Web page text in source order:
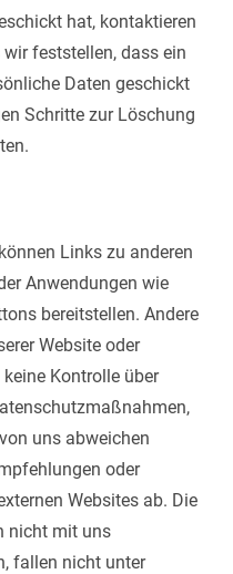
hat, kontaktieren
feststellen, dass ein
Daten geschickt
Schritte zur Löschung
Links zu anderen
Anwendungen wie
bereitstellen. Andere
Website oder
Kontrolle über
uns abweichen
oder
Websites ab. Die
nicht mit uns
fallen nicht unter